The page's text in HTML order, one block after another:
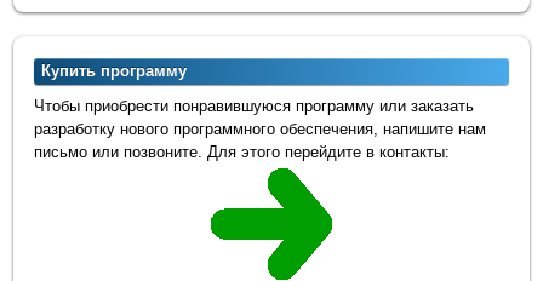
Купить программу
Чтобы приобрести понравившуюся программу или заказать
разработку нового программного обеспечения, напишите нам
письмо или позвоните. Для этого перейдите в контакты: